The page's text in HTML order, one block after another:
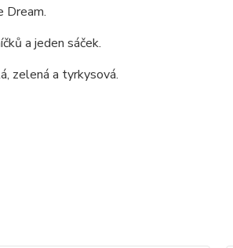
Dream.
a jeden sáček.
zelená a tyrkysová.